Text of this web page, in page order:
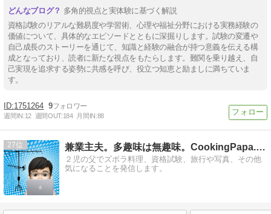
多角的視点と実体験に基づく解説
資格試験のリアルな難易度や学習術、心理や福祉分野における実務経験の
価値について、具体的なエピソードとともに深掘りします。試験の変遷や
自己成長のストーリーを通じて、知識と経験の融合が持つ意義を伝える構
成となっており、読者に新たな視点をもたらします。難関を乗り越え、自
己実現を追求する姿勢に共感を呼び、役立つ知恵と励ましに満ちていま
す。
1751264 9
週間IN:12 週間OUT:184 月間IN:88
27 兼業主夫。多趣味は無趣味。CookingPapa.work
２児の父でズボラ料理、資格試験、旅行や写真、その他
気になることを発信します。